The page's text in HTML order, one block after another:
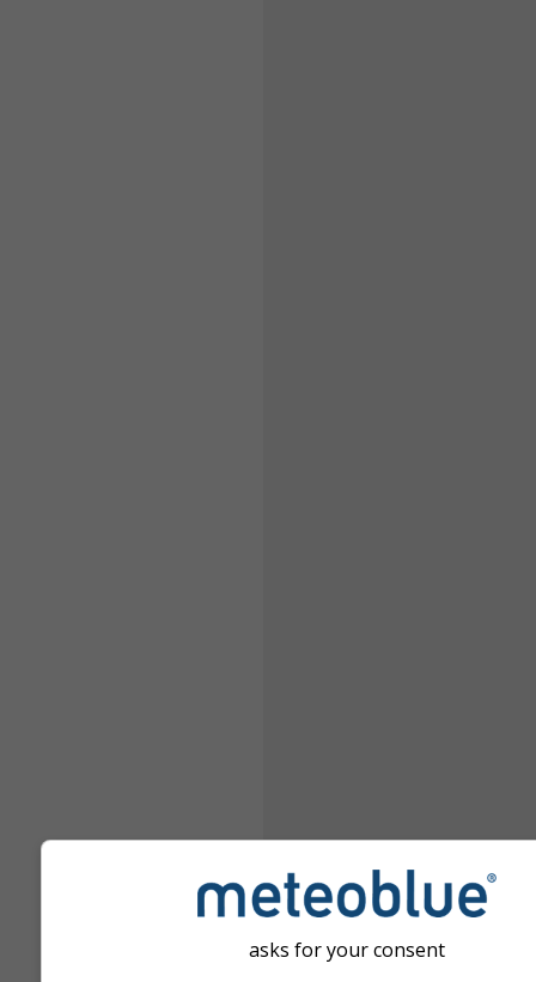
asks for your consent